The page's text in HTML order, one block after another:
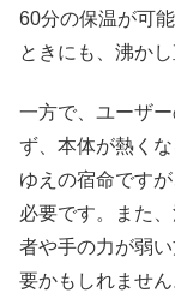
60分の保温が可
ときにも、沸か
一方で、ユーザ
ず、本体が熱く
ゆえの宿命です
必要です。また
者や手の力が弱
要かもしれません